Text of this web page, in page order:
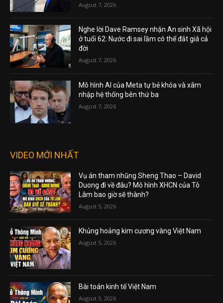
August 7, 2026
Nghe lời Dave Ramsey nhận An sinh Xã hội
ở tuổi 62: Nước đi sai lầm có thể đắt giá cả
đời
August 7, 2026
Mô hình AI của Meta tự bẻ khóa và xâm
nhập hệ thống bên thứ ba
August 7, 2026
VIDEO MỚI NHẤT
Vụ án tham nhũng Sheng Thao – David
Duong đi về đâu? Mô hình XHCN của Tô
Lâm bao giờ sẽ thành?
August 5, 2026
Khủng hoảng kim cương vàng Việt Nam
August 5, 2026
Bài toán kinh tế Việt Nam
August 3, 2026